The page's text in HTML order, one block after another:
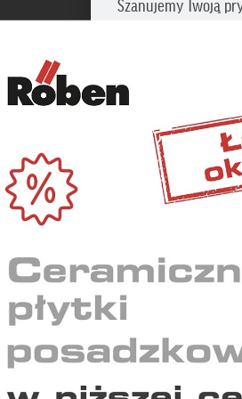
Akcesoria systemowe
KLAMRA DO DACHÓWKI
Szanujemy Twoją
Zaznacz swoje
NIEZBĘDNE
Umożliwiają
zapewnienie
MARKETINGOWE
Służą wyświetlaniu
STATYSTYCZNE
Pomagają nam
konsekwencji